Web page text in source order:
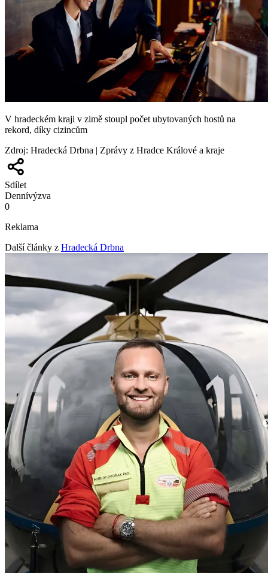
V hradeckém kraji v zimě stoupl počet ubytovaných hostů na
rekord, díky cizincům
Zdroj: Hradecká Drbna | Zprávy z Hradce Králové a kraje
Sdílet
Dennívýzva
0
Reklama
Další články z Hradecká Drbna